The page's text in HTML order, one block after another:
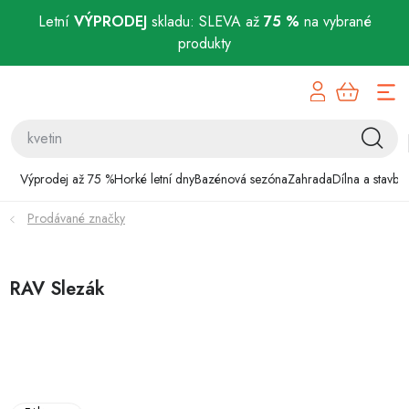
Letní VÝPRODEJskladu: SLEVA až 75 % na vybrané
produkty
Výprodej až 75 %Horké letní dnyBazénová sezónaZahradaDílna a stavba
Bazénová sezóna
Zahrada
Prodávané značky
RAV Slezák